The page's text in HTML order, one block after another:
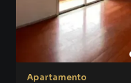
Apartamento